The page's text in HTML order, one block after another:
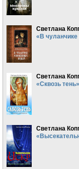
Светлана
«В
Светлана
«Сквозь тень»
Светлана